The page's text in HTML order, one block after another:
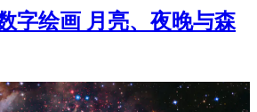
字绘画 月亮、夜晚与森